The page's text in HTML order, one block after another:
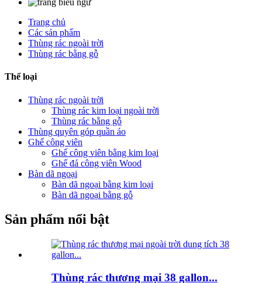
Trang chủ
Các sản phẩm
Thùng rác ngoài trời
Thùng rác bằng gỗ
Thể loại
Thùng rác ngoài trời
Thùng rác kim loại ngoài trời
Thùng rác bằng gỗ
Thùng quyên góp quần áo
Ghế công viên
Ghế công viên bằng kim loại
Ghế đá công viên Wood
Bàn dã ngoại
Bàn dã ngoại bằng kim loại
Bàn dã ngoại bằng gỗ
Sản phẩm nổi bật
Thùng rác thương mại 38 gallon...